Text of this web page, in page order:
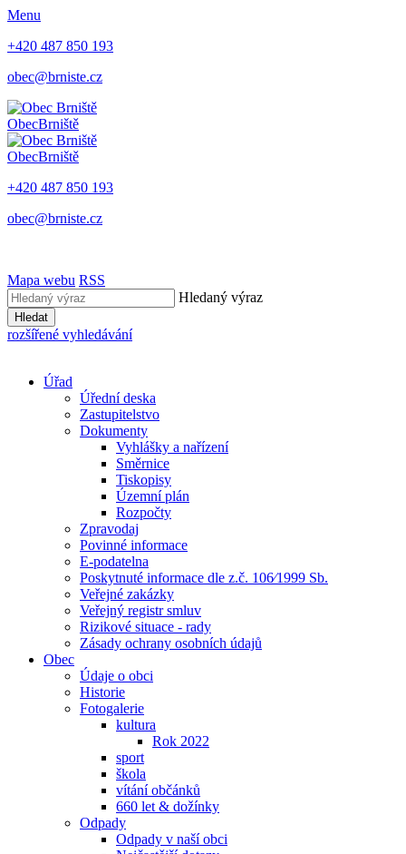
Menu
+420 487 850 193
obec@brniste.cz
ObecBrniště
ObecBrniště
+420 487 850 193
obec@brniste.cz
Mapa webu RSS
Hledaný výraz
Hledat
rozšířené vyhledávání
Úřad
Úřední deska
Zastupitelstvo
Dokumenty
Vyhlášky a nařízení
Směrnice
Tiskopisy
Územní plán
Rozpočty
Zpravodaj
Povinné informace
E-podatelna
Poskytnuté informace dle z.č. 106⁄1999 Sb.
Veřejné zakázky
Veřejný registr smluv
Rizikové situace - rady
Zásady ochrany osobních údajů
Obec
Údaje o obci
Historie
Fotogalerie
kultura
Rok 2022
sport
škola
vítání občánků
660 let & dožínky
Odpady
Odpady v naší obci